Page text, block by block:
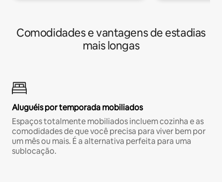
Comodidades e vantagens de estadias
mais longas
Aluguéis por temporada mobiliados
Espaços totalmente mobiliados incluem cozinha e as
comodidades de que você precisa para viver bem por
um mês ou mais. É a alternativa perfeita para uma
sublocação.